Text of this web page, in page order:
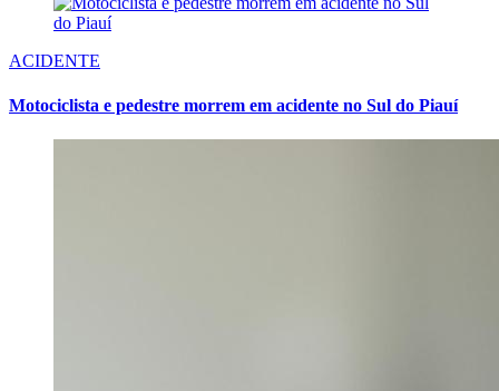
ACIDENTE
Motociclista e pedestre morrem em acidente no Sul do Piauí